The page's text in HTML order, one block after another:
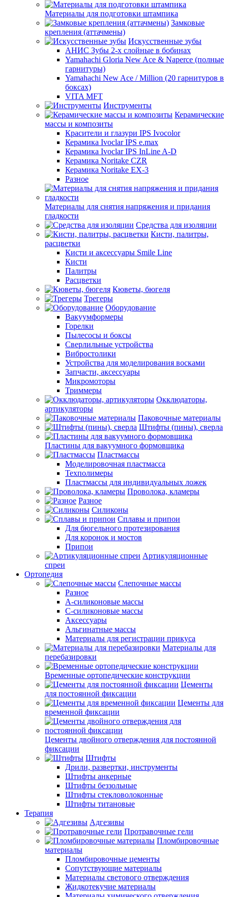
Материалы для подготовки штампика
Замковые
крепления (аттачмены)
Искусственные зубы
АНИС Зубы 2-х слойные в бобинах
Yamahachi Gloria New Ace & Naperce (полные
гарнитуры)
Yamahachi New Ace / Million (20 гарнитуров в
боксах)
VITA MFT
Инструменты
Керамические
массы и композиты
Красители и глазури IPS Ivocolor
Керамика Ivoclar IPS e.max
Керамика Ivoclar IPS InLine A-D
Керамика Noritake CZR
Керамика Noritake EX-3
Разное
Материалы для снятия напряжения и придания
гладкости
Средства для изоляции
Кисти, палитры,
расцветки
Кисти и аксессуары Smile Line
Кисти
Палитры
Расцветки
Кюветы, бюгеля
Трегеры
Оборудование
Вакуумформеры
Горелки
Пылесосы и боксы
Сверлильные устройства
Вибростолики
Устройства для моделирования восками
Запчасти, аксессуары
Микромоторы
Триммеры
Окклюдаторы,
артикуляторы
Паковочные материалы
Штифты (пины), сверла
Пластины для вакуумного формовщика
Пластмассы
Моделировочная пластмасса
Техполимеры
Пластмассы для индивидуальных ложек
Проволока, кламеры
Разное
Силиконы
Сплавы и припои
Для бюгельного протезирования
Для коронок и мостов
Припои
Артикуляционные
спреи
Ортопедия
Слепочные массы
Разное
А-силиконовые массы
С-силиконовые массы
Аксессуары
Альгинатные массы
Материалы для регистрации прикуса
Материалы для
перебазировки
Временные ортопедические конструкции
Цементы
для постоянной фиксации
Цементы для
временной фиксации
Цементы двойного отверждения для постоянной
фиксации
Штифты
Дрили, развертки, инструменты
Штифты анкерные
Штифты беззольные
Штифты стекловолоконные
Штифты титановые
Терапия
Адгезивы
Протравочные гели
Пломбировочные
материалы
Пломбировочные цементы
Сопутствующие материалы
Материалы светового отверждения
Жидкотекучие материалы